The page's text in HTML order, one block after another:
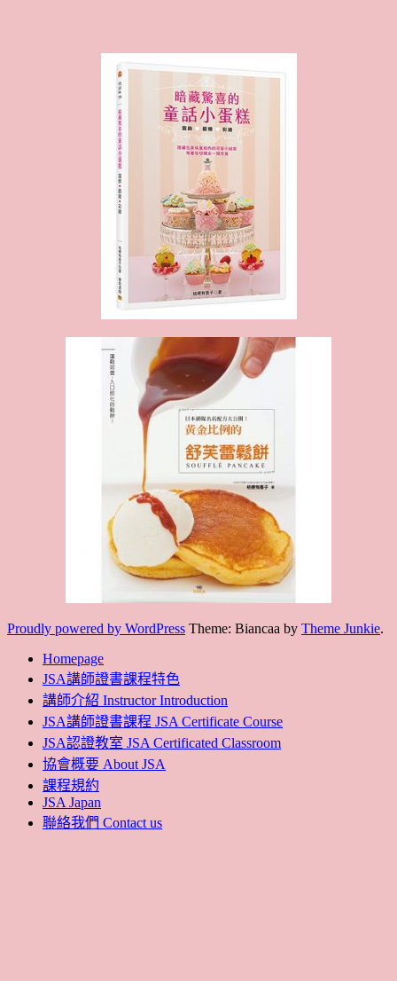
Proudly powered by WordPress Theme: Biancaa by Theme Junkie.
Homepage
JSA講師證書課程特色
講師介紹 Instructor Introduction
JSA講師證書課程 JSA Certificate Course
JSA認證教室 JSA Certificated Classroom
協會概要 About JSA
課程規約
JSA Japan
聯絡我們 Contact us